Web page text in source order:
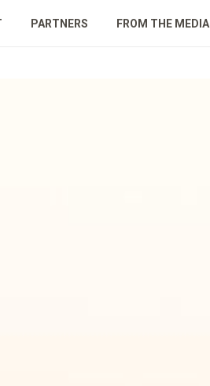
PARTNERS FROM THE MEDIA